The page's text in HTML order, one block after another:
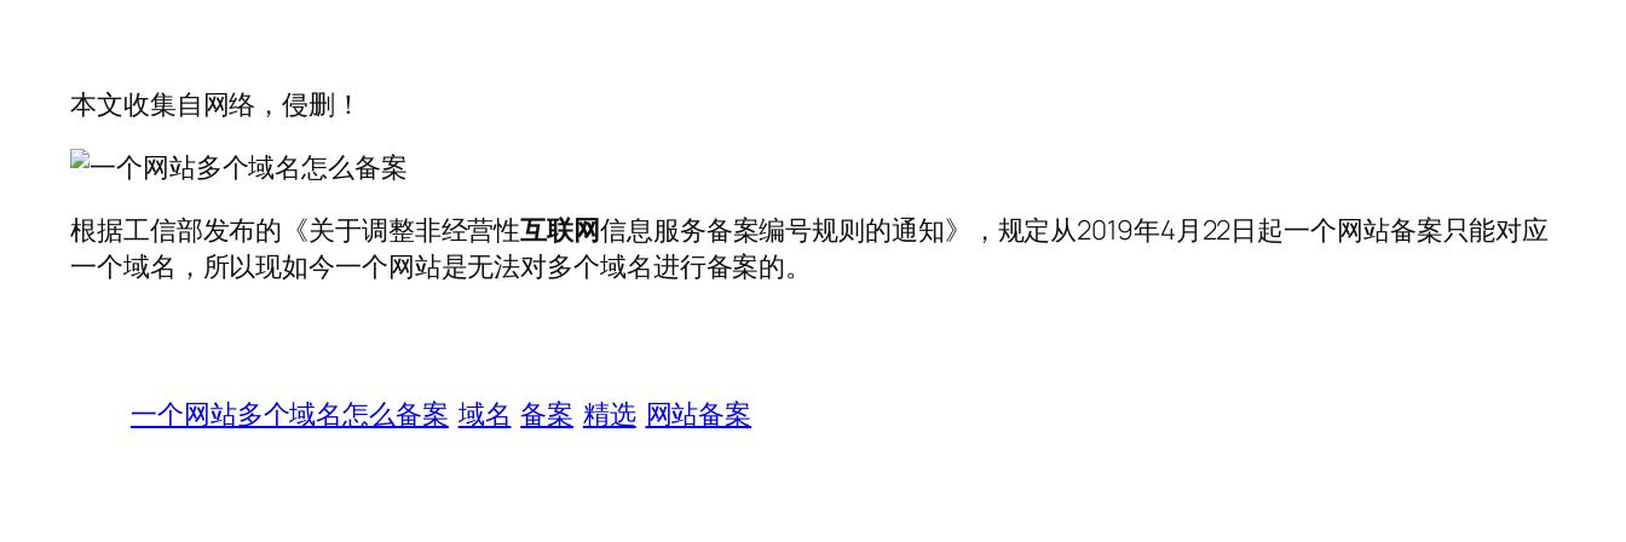
本文收集自网络，侵删！
根据工信部发布的《关于调整非经营性互联网信息服务备案编号规则的通知》，规定从2019年4月22日起一个网站备案只能对应
一个域名，所以现如今一个网站是无法对多个域名进行备案的。
一个网站多个域名怎么备案 域名 备案 精选 网站备案